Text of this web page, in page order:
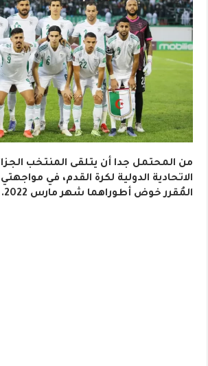
من المحتمل جدا أن يتلقى المنتخب
الاتحادية الدولية لكرة القدم، في
المُقرر خوض أطوراهما شهر مارس 2022.